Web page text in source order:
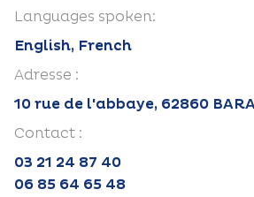
Languages spoken:
English, French
Adresse :
10 rue de l'abbaye, 62860
Contact :
03 21 24 87 40
06 85 64 65 48